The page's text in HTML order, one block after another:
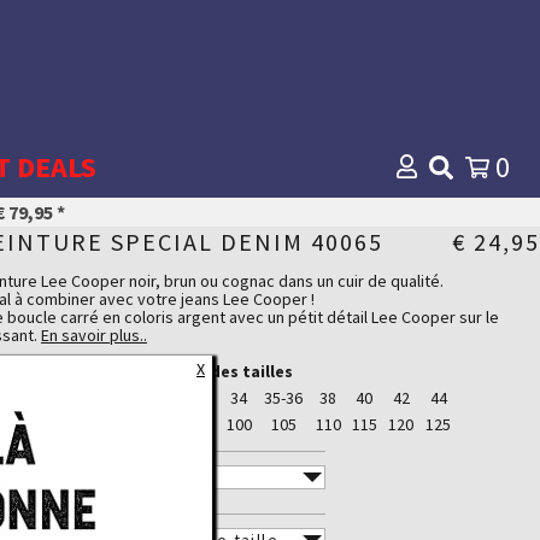
DEALS 0
79,95 *
SPECIAL DENIM 40065 € 24,95
Lee Cooper noir, brun ou cognac dans un cuir de qualité.
à combiner avec votre jeans Lee Cooper !
boucle carré en coloris argent avec un pétit détail Lee Cooper sur le
En savoir plus..
largeur de cette ceinture est de 3.7 cm.
100 % Cuir
Tableau des tailles
34 35-36 38 40 42
44
100 105 110 115 120 125
X